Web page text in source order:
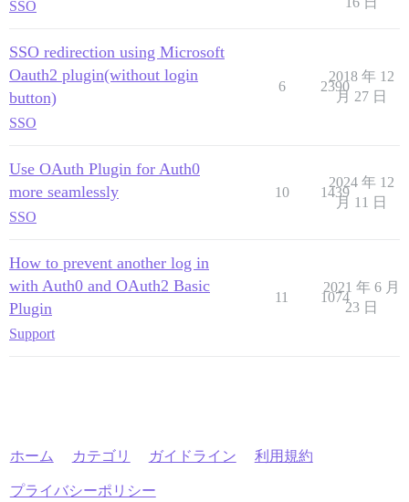
SSO
SSO redirection using Microsoft
Oauth2 plugin(without login
button)
SSO
6 2390
2018 年 12
月 27 日
Use OAuth Plugin for Auth0
more seamlessly
SSO
10 1439
2024 年 12
月 11 日
How to prevent another log in
with Auth0 and OAuth2 Basic
Plugin
Support
11 1074
2021 年 6 月
23 日
ホーム カテゴリ ガイドライン 利用規約
プライバシーポリシー